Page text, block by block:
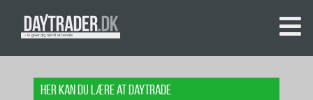
Her kan du lære at daytrade